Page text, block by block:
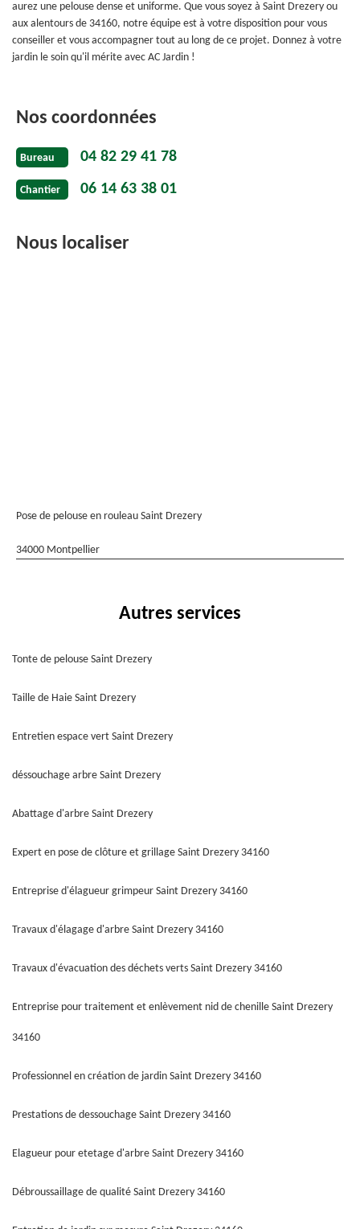
aurez une pelouse dense et uniforme. Que vous soyez à Saint Drezery ou
aux alentours de 34160, notre équipe est à votre disposition pour vous
conseiller et vous accompagner tout au long de ce projet. Donnez à votre
jardin le soin qu'il mérite avec AC Jardin !
Nos coordonnées
Bureau 04 82 29 41 78
Chantier 06 14 63 38 01
Nous localiser
Pose de pelouse en rouleau Saint Drezery
34000 Montpellier
Autres services
Tonte de pelouse Saint Drezery
Taille de Haie Saint Drezery
Entretien espace vert Saint Drezery
déssouchage arbre Saint Drezery
Abattage d'arbre Saint Drezery
Expert en pose de clôture et grillage Saint Drezery 34160
Entreprise d'élagueur grimpeur Saint Drezery 34160
Travaux d'élagage d'arbre Saint Drezery 34160
Travaux d'évacuation des déchets verts Saint Drezery 34160
Entreprise pour traitement et enlèvement nid de chenille Saint Drezery
34160
Professionnel en création de jardin Saint Drezery 34160
Prestations de dessouchage Saint Drezery 34160
Elagueur pour etetage d'arbre Saint Drezery 34160
Débroussaillage de qualité Saint Drezery 34160